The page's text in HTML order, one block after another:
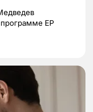
ЕР